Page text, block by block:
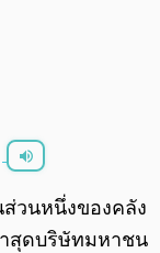
0:00/
ส่วนหนึ่งของคลัง
สุดบริษัทมหาชน